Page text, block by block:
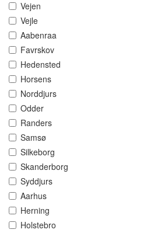
Vejen
Vejle
Aabenraa
Favrskov
Hedensted
Horsens
Norddjurs
Odder
Randers
Samsø
Silkeborg
Skanderborg
Syddjurs
Aarhus
Herning
Holstebro